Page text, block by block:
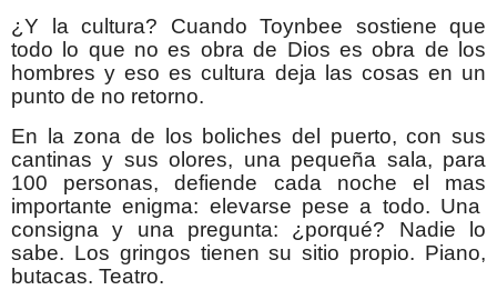
¿Y la cultura? Cuando Toynbee sostiene que
todo lo que no es obra de Dios es obra de los
hombres y eso es cultura deja las cosas en un
punto de no retorno.
En la zona de los boliches del puerto, con sus
cantinas y sus olores, una pequeña sala, para
100 personas, defiende cada noche el mas
importante enigma: elevarse pese a todo. Una
consigna y una pregunta: ¿porqué? Nadie lo
sabe. Los gringos tienen su sitio propio. Piano,
butacas. Teatro.